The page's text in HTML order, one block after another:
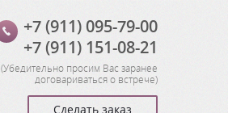
+7 (911) 095-79-00
+7 (911) 151-08-21
(Убедительно просим Вас заранее
договариваться о встрече)
Сделать заказ